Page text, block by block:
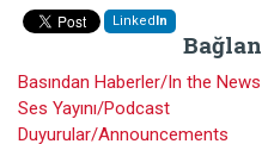
LinkedIn
Basından Haberler/In the News
Ses Yayını/Podcast
Duyurular/Announcements